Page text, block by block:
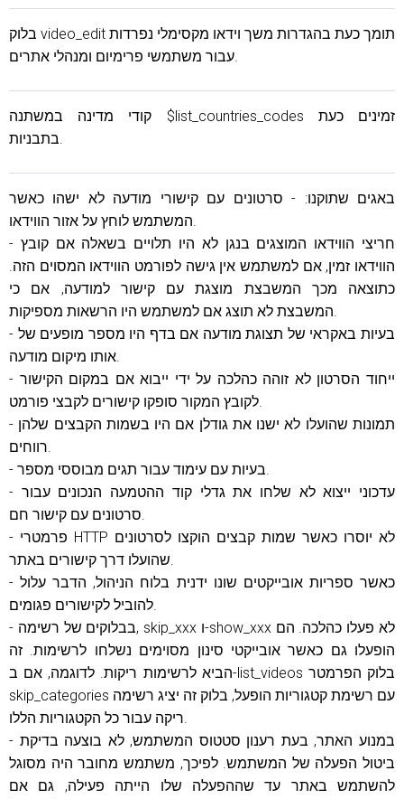
בלוק video_edit תומך כעת בהגדרות משך וידאו מקסימלי נפרדות
עבור משתמשי פרימיום ומנהלי אתרים.
קודי מדינה במשתנה $list_countries_codes זמינים כעת
בתבניות.
באגים שתוקנו: - סרטונים עם קישורי מודעה לא ישהו כאשר
המשתמש לוחץ על אזור הווידאו.
- חריצי הווידאו המוצגים בנגן לא היו תלויים בשאלה אם קובץ
הווידאו זמין, אם למשתמש אין גישה לפורמט הווידאו המסוים הזה.
כתוצאה מכך המשבצת מוצגת עם קישור למודעה, אם כי
המשבצת לא תוצג אם למשתמש היו הרשאות מספיקות.
- בעיות באקראי של תצוגת מודעה אם בדף היו מספר מופעים של
אותו מיקום מודעה.
- ייחוד הסרטון לא זוהה כהלכה על ידי ייבוא ​​אם במקום הקישור
לקובץ המקור סופקו קישורים לקבצי פורמט.
- תמונות שהועלו לא ישנו את גודלן אם היו בשמות הקבצים שלהן
רווחים.
- בעיות עם עימוד עבור תגים מבוססי מספר.
- עדכוני ייצוא לא שלחו את גדלי קוד ההטמעה הנכונים עבור
סרטונים עם קישור חם.
- פרמטרי HTTP לא יוסרו כאשר שמות קבצים הוקצו לסרטונים
שהועלו דרך קישורים באתר.
- כאשר ספריות אובייקטים שונו ידנית בלוח הניהול, הדבר עלול
להוביל לקישורים פגומים.
- בבלוקים של רשימה, skip_xxx ו-show_xxx לא פעלו כהלכה. הם
הופעלו גם כאשר אובייקטי סינון מסוימים נשלחו לרשימות. זה
הביא לרשימות ריקות. לדוגמה, אם ב-list_videos בלוק הפרמטר
skip_categories עם רשימת קטגוריות הופעל, בלוק זה יציג רשימה
ריקה עבור כל הקטגוריות הללו.
- במנוע האתר, בעת רענון סטטוס המשתמש, לא בוצעה בדיקת
ביטול הפעלה של המשתמש. לפיכך, משתמש מחובר היה מסוגל
להשתמש באתר עד שההפעלה שלו הייתה פעילה, גם אם